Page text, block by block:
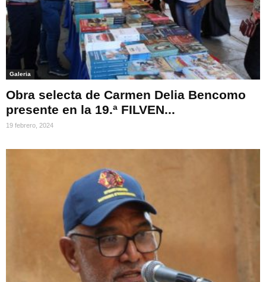
Galeria
Obra selecta de Carmen Delia Bencomo
presente en la 19.ª FILVEN...
19 febrero, 2024